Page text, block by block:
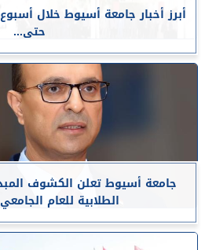
حتى...
جامعة أسيوط تعلن الكشوف
الطلابية للعام الجامعي 2024 /2025